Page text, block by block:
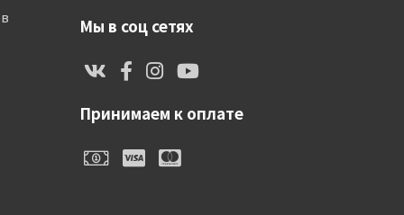
Мы в соц сетях
Принимаем к оплате